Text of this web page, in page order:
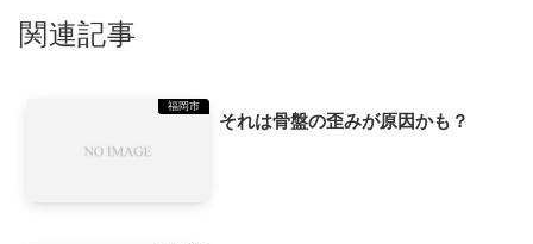
関連記事
福岡市
それは骨盤の歪みが原因かも？